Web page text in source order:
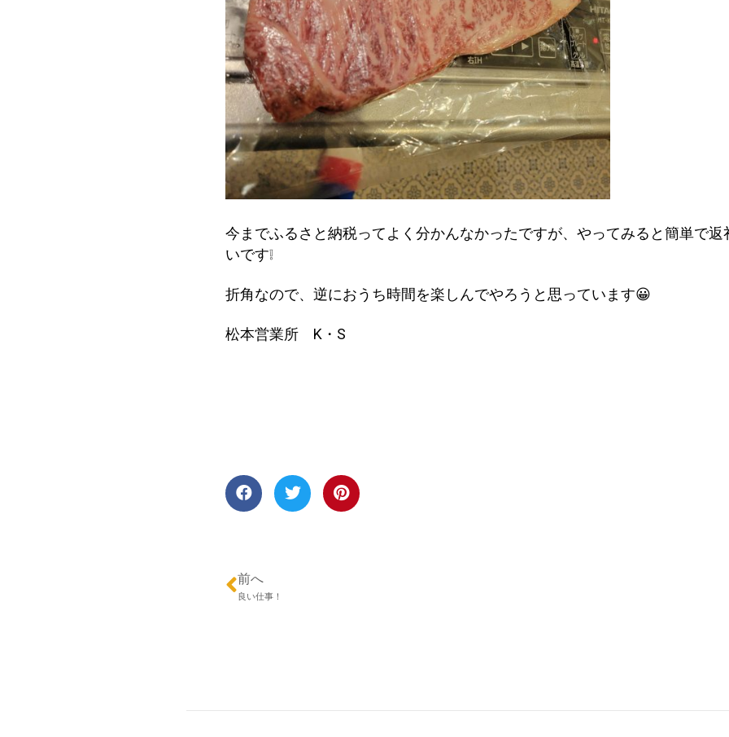
今までふるさと納税ってよく分かんなかったですが、やってみると簡単で返
いです❕
折角なので、逆におうち時間を楽しんでやろうと思っています😀
松本営業所 K・S
前へ
良い仕事！